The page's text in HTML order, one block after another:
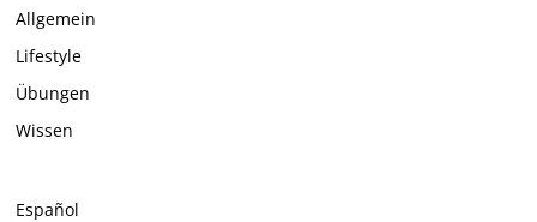
Allgemein
Lifestyle
Übungen
Wissen
Español